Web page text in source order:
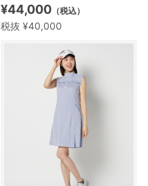
¥44,000 （税込）
税抜 ¥40,000